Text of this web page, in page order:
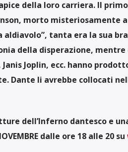
della loro carriera. Il
morto misteriosamente a
tanta era la sua
della disperazione,
Joplin, ecc. hanno
Dante li avrebbe collocati
dell’Inferno dantesco e
dalle ore 18 alle 20 su